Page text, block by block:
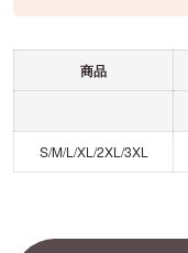
商品
S/M/L/XL/2XL/3XL